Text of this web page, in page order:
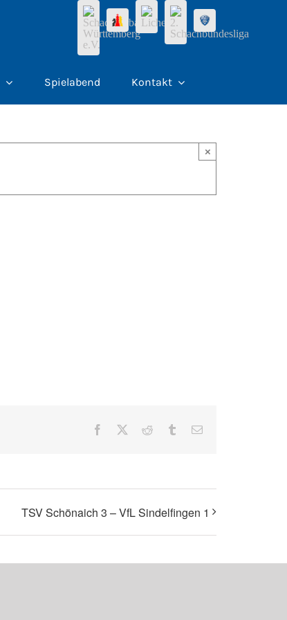
Spielabend Kontakt
×
Facebook Reddit TumblrE-
TSV Schönaich 3 – VfL Sindelfingen 1